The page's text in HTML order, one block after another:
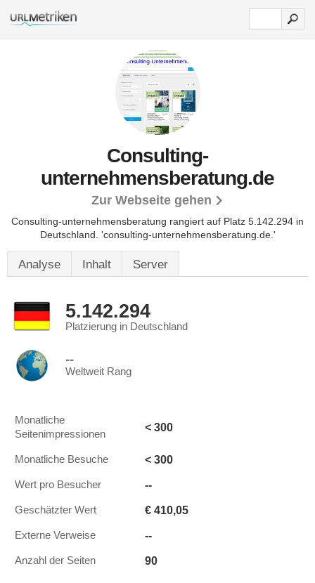
Consulting-
unternehmensberatung.de
Zur Webseite gehen
Consulting-unternehmensberatung rangiert auf Platz 5.142.294 in
Deutschland. 'consulting-unternehmensberatung.de.'
Analyse Inhalt Server
5.142.294
Platzierung in Deutschland
--
Weltweit Rang
Monatliche
Seitenimpressionen
< 300
Monatliche Besuche < 300
Wert pro Besucher --
Geschätzter Wert € 410,05
Externe Verweise --
Anzahl der Seiten 90